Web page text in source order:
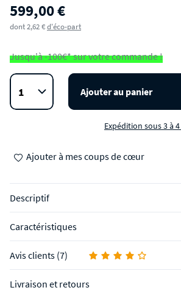
599,00 €
dont 2,62 €d'éco-part
Jusqu'à -100€* sur votre commande !
Ajouter au panier
Expédition sous 3 à
Ajouter à mes coups de cœur
Descriptif
Caractéristiques
Avis clients (7)
Livraison et retours